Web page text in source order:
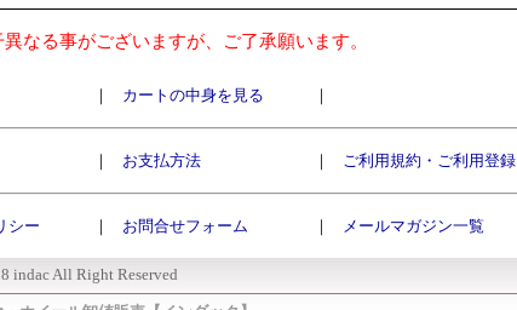
なる事がございますが、ご了承願います。
｜ カートの中身を見る ｜
｜ お支払方法 ｜ ご利用規約・ご利用登録
シー ｜ お問合せフォーム ｜ メールマガジン一覧
indac All Right Reserved